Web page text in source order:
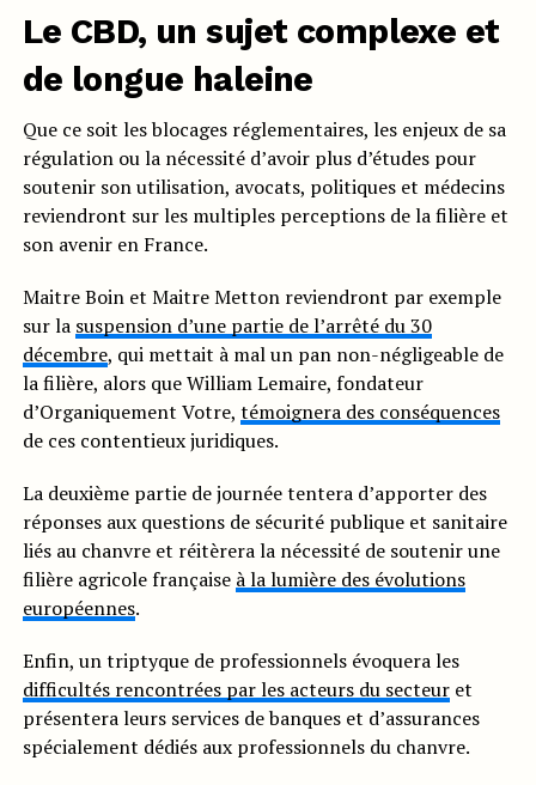
Le CBD, un sujet complexe et
de longue haleine
Que ce soit les blocages réglementaires, les enjeux de sa
régulation ou la nécessité d’avoir plus d’études pour
soutenir son utilisation, avocats, politiques et médecins
reviendront sur les multiples perceptions de la filière et
son avenir en France.
Maitre Boin et Maitre Metton reviendront par exemple
sur la suspension d’une partie de l’arrêté du 30
décembre, qui mettait à mal un pan non-négligeable de
la filière, alors que William Lemaire, fondateur
d’Organiquement Votre, témoignera des conséquences
de ces contentieux juridiques.
La deuxième partie de journée tentera d’apporter des
réponses aux questions de sécurité publique et sanitaire
liés au chanvre et réitèrera la nécessité de soutenir une
filière agricole française à la lumière des évolutions
européennes.
Enfin, un triptyque de professionnels évoquera les
difficultés rencontrées par les acteurs du secteuret
présentera leurs services de banques et d’assurances
spécialement dédiés aux professionnels du chanvre.